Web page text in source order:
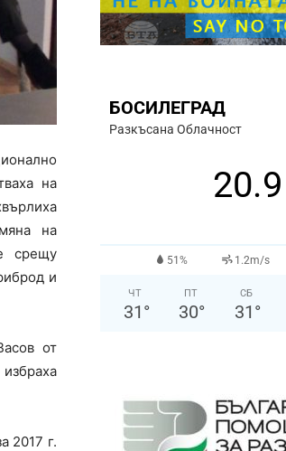
на
на
срещу
и
от
2017 г.
БОСИЛЕГРАД
Разкъсана Облачност
20.9
51% 1.2m/s
ЧТ
31 °
ПТ
30°
СБ
31 °